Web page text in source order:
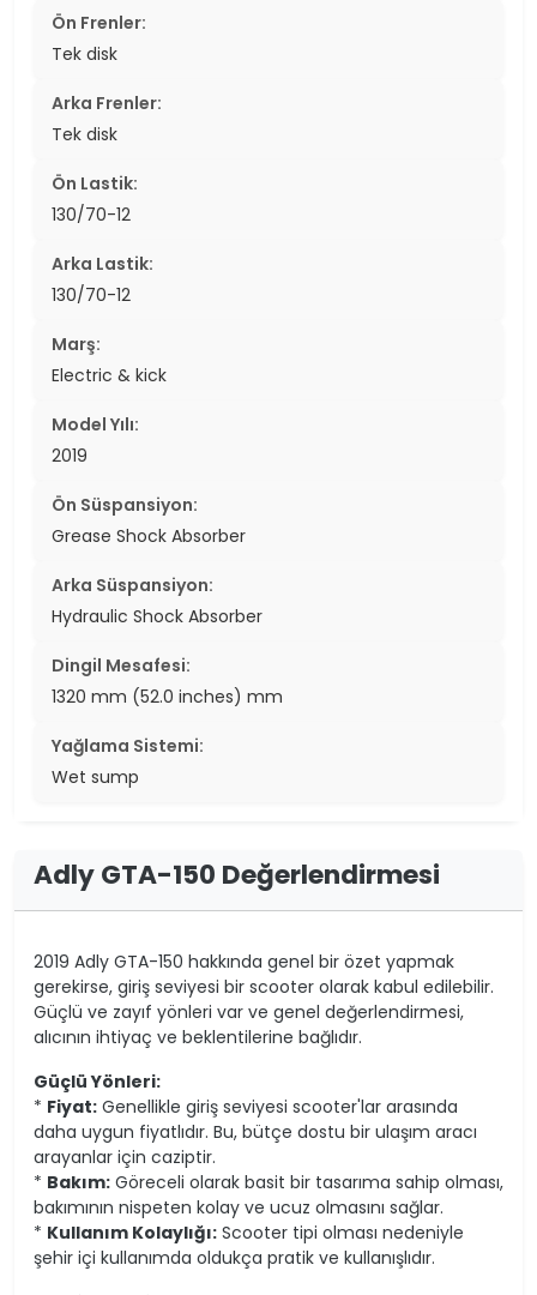
Ön Frenler:
Tek disk
Arka Frenler:
Tek disk
Ön Lastik:
130/70-12
Arka Lastik:
130/70-12
Marş:
Electric & kick
Model Yılı:
2019
Ön Süspansiyon:
Grease Shock Absorber
Arka Süspansiyon:
Hydraulic Shock Absorber
Dingil Mesafesi:
1320 mm (52.0 inches) mm
Yağlama Sistemi:
Wet sump
Adly GTA-150 Değerlendirmesi
2019 Adly GTA-150 hakkında genel bir özet yapmak
gerekirse, giriş seviyesi bir scooter olarak kabul edilebilir.
Güçlü ve zayıf yönleri var ve genel değerlendirmesi,
alıcının ihtiyaç ve beklentilerine bağlıdır.
Güçlü Yönleri:
* Fiyat: Genellikle giriş seviyesi scooter'lar arasında
daha uygun fiyatlıdır. Bu, bütçe dostu bir ulaşım aracı
arayanlar için caziptir.
* Bakım: Göreceli olarak basit bir tasarıma sahip olması,
bakımının nispeten kolay ve ucuz olmasını sağlar.
* Kullanım Kolaylığı: Scooter tipi olması nedeniyle
şehir içi kullanımda oldukça pratik ve kullanışlıdır.